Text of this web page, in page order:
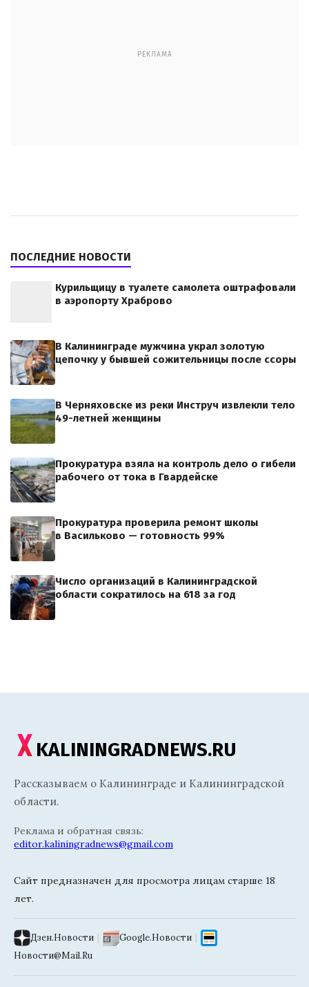
РЕКЛАМА
ПОСЛЕДНИЕ НОВОСТИ
Курильщицу в туалете самолета оштрафовали
в аэропорту Храброво
В Калининграде мужчина украл золотую
цепочку у бывшей сожительницы после ссоры
В Черняховске из реки Инструч извлекли тело
49-летней женщины
Прокуратура взяла на контроль дело о гибели
рабочего от тока в Гвардейске
Прокуратура проверила ремонт школы
в Васильково — готовность 99%
Число организаций в Калининградской
области сократилось на 618 за год
KALININGRADNEWS.RU
Рассказываем о Калининграде и Калининградской
области.
Реклама и обратная связь:
editor.kaliningradnews@gmail.com
Сайт предназначен для просмотра лицам старше 18
лет.
Дзен.Новости | Google.Новости |
Новости@Mail.Ru